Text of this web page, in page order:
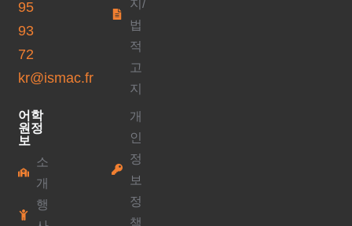
95
93
72
kr@ismac.fr
어학
원정
보
소
개
행
지/
법
적
고
지
개
인
정
보
정
책